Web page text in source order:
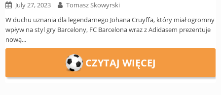
Koszyk
Zamówienie
Europe
UEFA
CONMEBOL
Retro
July 27, 2023
Tomasz Skowyrski
W duchu uznania dla legendarnego Johana Cruyffa, który miał ogromny
wpływ na styl gry Barcelony, FC Barcelona wraz z Adidasem prezentuje
nową...
CZYTAJ WIĘCEJ